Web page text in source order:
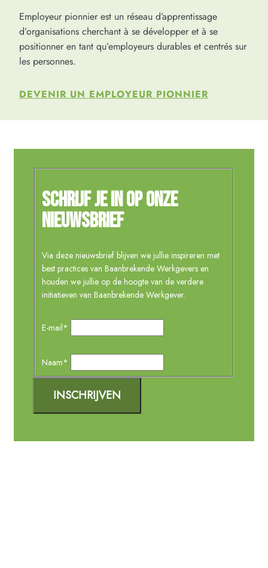
Employeur pionnier est un réseau d’apprentissage
d’organisations cherchant à se développer et à se
positionner en tant qu’employeurs durables et centrés sur
les personnes.
DEVENIR UN EMPLOYEUR PIONNIER